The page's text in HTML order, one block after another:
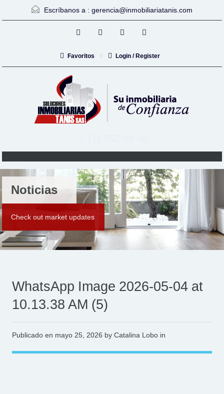
Escríbanos a : gerencia@inmobiliariatanis.com
Favoritos Login / Register
Noticias
Check out market updates
WhatsApp Image 2026-05-04 at
10.13.38 AM (5)
Publicado en mayo 25, 2026 by Catalina Lobo in